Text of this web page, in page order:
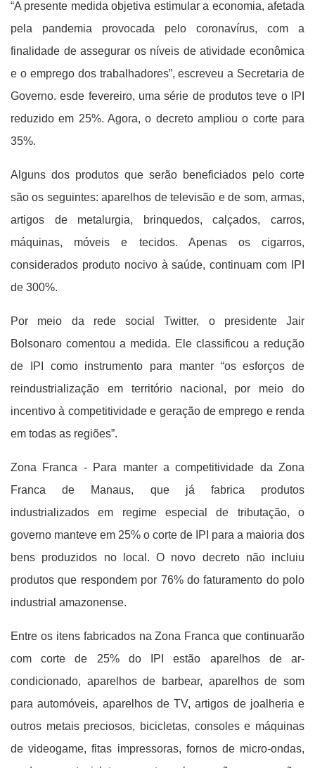
“A presente medida objetiva estimular a economia, afetada
pela pandemia provocada pelo coronavírus, com a
finalidade de assegurar os níveis de atividade econômica
e o emprego dos trabalhadores”, escreveu a Secretaria de
Governo. esde fevereiro, uma série de produtos teve o IPI
reduzido em 25%. Agora, o decreto ampliou o corte para
35%.
Alguns dos produtos que serão beneficiados pelo corte
são os seguintes: aparelhos de televisão e de som, armas,
artigos de metalurgia, brinquedos, calçados, carros,
máquinas, móveis e tecidos. Apenas os cigarros,
considerados produto nocivo à saúde, continuam com IPI
de 300%.
Por meio da rede social Twitter, o presidente Jair
Bolsonaro comentou a medida. Ele classificou a redução
de IPI como instrumento para manter “os esforços de
reindustrialização em território nacional, por meio do
incentivo à competitividade e geração de emprego e renda
em todas as regiões”.
Zona Franca - Para manter a competitividade da Zona
Franca de Manaus, que já fabrica produtos
industrializados em regime especial de tributação, o
governo manteve em 25% o corte de IPI para a maioria dos
bens produzidos no local. O novo decreto não incluiu
produtos que respondem por 76% do faturamento do polo
industrial amazonense.
Entre os itens fabricados na Zona Franca que continuarão
com corte de 25% do IPI estão aparelhos de ar-
condicionado, aparelhos de barbear, aparelhos de som
para automóveis, aparelhos de TV, artigos de joalheria e
outros metais preciosos, bicicletas, consoles e máquinas
de videogame, fitas impressoras, fornos de micro-ondas,